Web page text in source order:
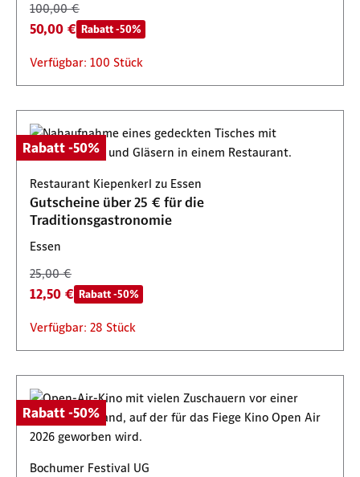
100,00 €
50,00 € Rabatt -50%
Verfügbar: 100 Stück
Rabatt -50%
Restaurant Kiepenkerl zu Essen
Gutscheine über 25 € für die
Traditionsgastronomie
Essen
25,00 €
12,50 € Rabatt -50%
Verfügbar: 28 Stück
Rabatt -50%
Bochumer Festival UG